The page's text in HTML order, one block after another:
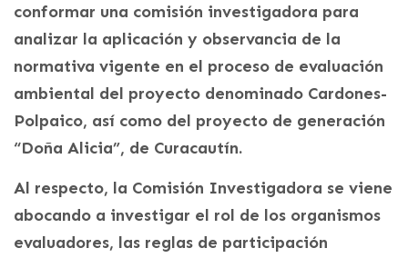
conformar una comisión investigadora para
analizar la aplicación y observancia de la
normativa vigente en el proceso de evaluación
ambiental del proyecto denominado Cardones-
Polpaico, así como del proyecto de generación
“Doña Alicia”, de Curacautín.
Al respecto, la Comisión Investigadora se viene
abocando a investigar el rol de los organismos
evaluadores, las reglas de participación